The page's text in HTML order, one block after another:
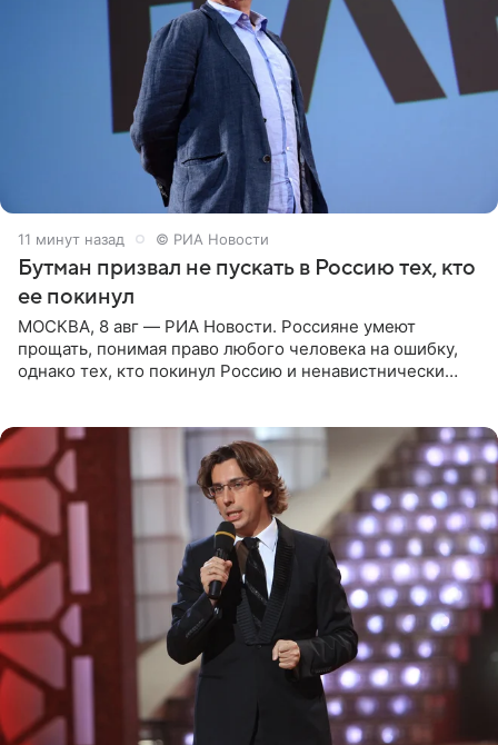
11 минут назад © РИА Новости
Бутман призвал не пускать в Россию тех, кто
ее покинул
МОСКВА, 8 авг — РИА Новости. Россияне умеют
прощать, понимая право любого человека на ошибку,
однако тех, кто покинул Россию и ненавистнически